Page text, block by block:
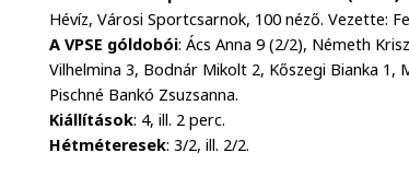
Hévíz, Városi Sportcsarnok, 100 néző. Vezette:
A VPSE góldobói: Ács Anna 9 (2/2), Németh
Vilhelmina 3, Bodnár Mikolt 2, Kőszegi Bianka 1,
Pischné Bankó Zsuzsanna.
Kiállítások: 4, ill. 2 perc.
Hétméteresek: 3/2, ill. 2/2.